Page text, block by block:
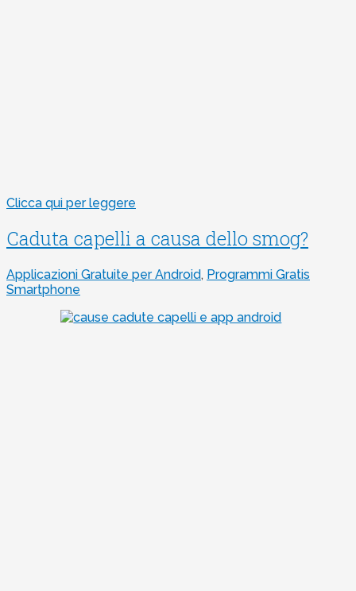
Clicca qui per leggere
Caduta capelli a causa dello smog?
Applicazioni Gratuite per Android, Programmi Gratis
Smartphone